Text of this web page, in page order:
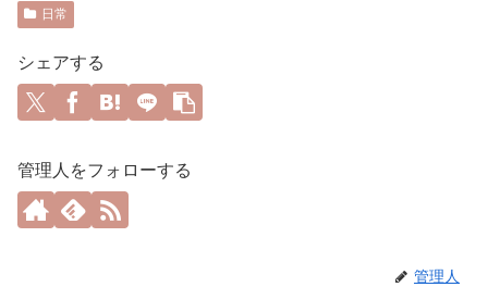
日常
シェアする
管理人をフォローする
管理人